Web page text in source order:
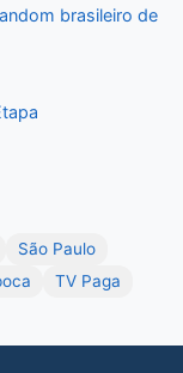
brasileiro de
São Paulo
TV Paga